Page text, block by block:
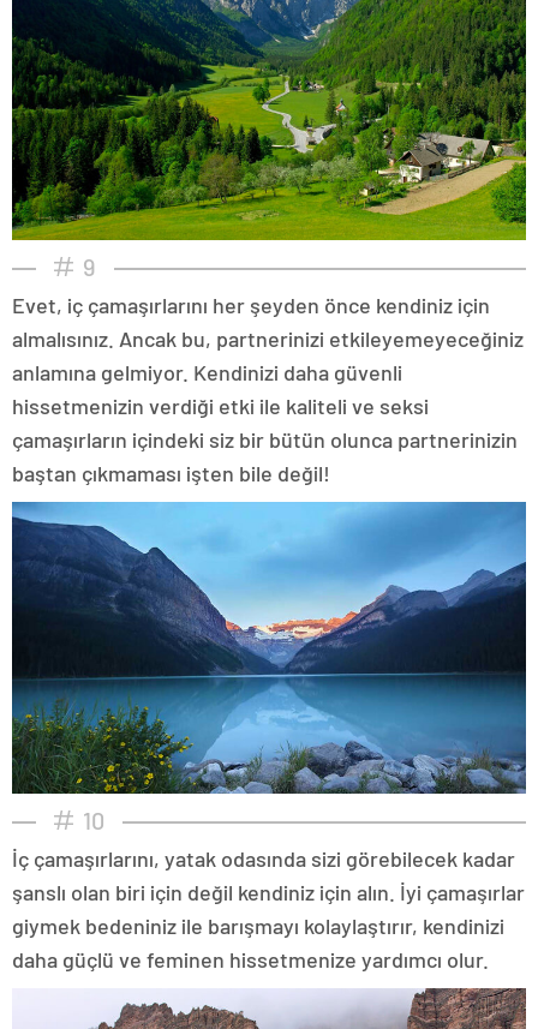
9
Evet, iç çamaşırlarını her şeyden önce kendiniz için
almalısınız. Ancak bu, partnerinizi etkileyemeyeceğiniz
anlamına gelmiyor. Kendinizi daha güvenli
hissetmenizin verdiği etki ile kaliteli ve seksi
çamaşırların içindeki siz bir bütün olunca partnerinizin
baştan çıkmaması işten bile değil!
10
İç çamaşırlarını, yatak odasında sizi görebilecek kadar
şanslı olan biri için değil kendiniz için alın. İyi çamaşırlar
giymek bedeniniz ile barışmayı kolaylaştırır, kendinizi
daha güçlü ve feminen hissetmenize yardımcı olur.